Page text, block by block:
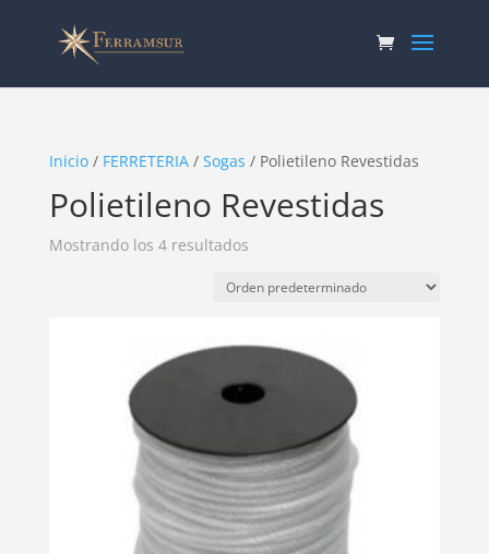
Inicio/ FERRETERIA/ Sogas / Polietileno Revestidas
Polietileno Revestidas
Mostrando los 4 resultados